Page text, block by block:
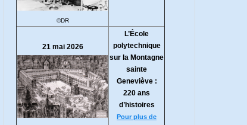
©DR
21 mai 2026
L’École
polytechnique
sur la Montagne
sainte
Geneviève :
220 ans
d’histoires
Pour plus de